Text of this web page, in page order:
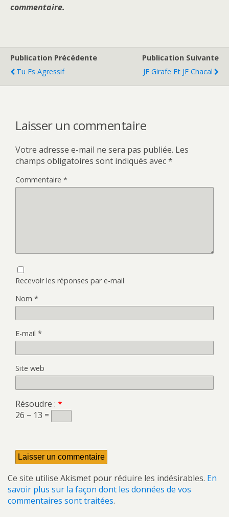
commentaire.
Publication Précédente
Tu Es Agressif
Publication Suivante
JE Girafe Et JE Chacal
Laisser un commentaire
Votre adresse e-mail ne sera pas publiée. Les
champs obligatoires sont indiqués avec*
Commentaire *
Recevoir les réponses par e-mail
Nom *
E-mail *
Site web
Résoudre : *
26 − 13 =
Ce site utilise Akismet pour réduire les indésirables. En
savoir plus sur la façon dont les données de vos
commentaires sont traitées.